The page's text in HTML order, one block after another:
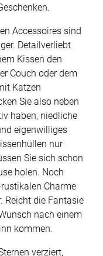
Accessoires sind
Detailverliebt
Kissen den
Couch oder dem
Katzen
Sie also neben
haben, niedliche
eigenwilliges
nur
Sie sich schon
holen. Noch
Charme
Reicht die Fantasie
nach einem
kommen.
verziert,